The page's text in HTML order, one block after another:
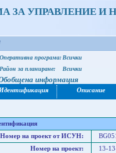
УПРАВЛЕНИЕ И
Оперативна програма: Всички
Район за планиране:
Всички
информация
Идентификация Описание
Номер на проект от ИСУН:
Номер на проект:
13-